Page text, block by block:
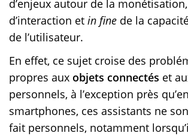
d’enjeux autour de la
d’interaction et in fine de la
de l’utilisateur.
En effet, ce sujet croise des
propres aux objets connectés et
personnels, à l’exception près
smartphones, ces assistants ne
fait personnels, notamment